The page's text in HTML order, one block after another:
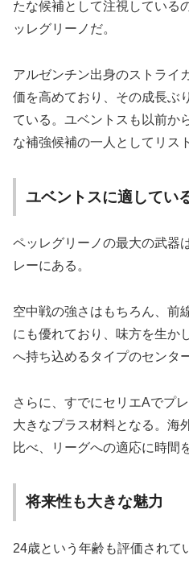
たな候補として注視している
ッレグリーノだ。
アルゼンチン出身のストライ
価を高めており、その成長ぶ
ている。ユベントスも以前か
な補強候補の一人としてリス
ユベントスに適してい
ペッレグリーノの最大の武器
レーにある。
空中戦の強さはもちろん、前
にも優れており、味方を生か
へ持ち込めるタイプのセンタ
さらに、すでにセリエAでプ
大きなプラス材料となる。海
比べ、リーグへの適応に時間
将来性も大きな魅力
24歳という年齢も評価されて